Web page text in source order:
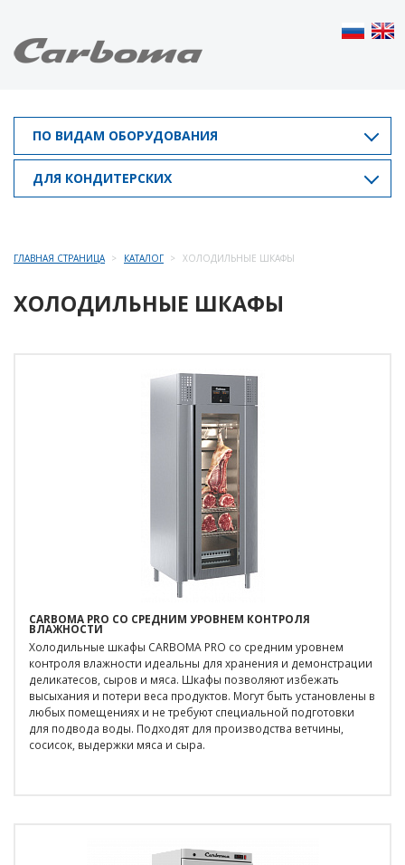
ПО ВИДАМ ОБОРУДОВАНИЯ
ДЛЯ КОНДИТЕРСКИХ
ГЛАВНАЯ СТРАНИЦА КАТАЛОГ ХОЛОДИЛЬНЫЕ ШКАФЫ
ХОЛОДИЛЬНЫЕ ШКАФЫ
CARBOMA PRO СО СРЕДНИМ УРОВНЕМ КОНТРОЛЯ
ВЛАЖНОСТИ
Холодильные шкафы CARBOMA PRO со средним уровнем
контроля влажности идеальны для хранения и демонстрации
деликатесов, сыров и мяса. Шкафы позволяют избежать
высыхания и потери веса продуктов. Могут быть установлены в
любых помещениях и не требуют специальной подготовки
для подвода воды. Подходят для производства ветчины,
сосисок, выдержки мяса и сыра.